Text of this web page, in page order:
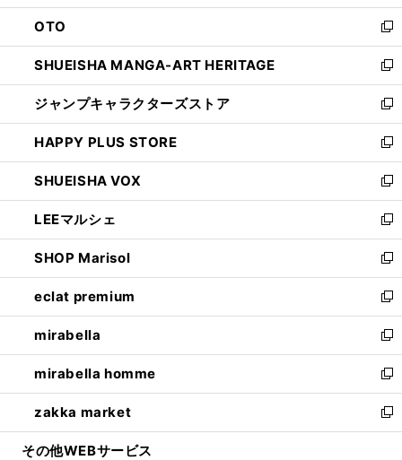
ウ
で
開
く
ン
ド
ウ
で
開
く
OTO
新
し
い
ウ
ィ
ン
ド
ウ
で
開
く
SHUEISHA MANGA-ART HERITAGE
新
し
い
ウ
ィ
ン
ド
ウ
で
開
く
ジャンプキャラクターズストア
新
し
い
ウ
ィ
ン
ド
ウ
で
開
く
HAPPY PLUS STORE
新
し
い
ウ
ィ
ン
ド
ウ
で
開
く
SHUEISHA VOX
新
し
い
ウ
ィ
ン
ド
ウ
で
開
く
LEEマルシェ
新
し
い
ウ
ィ
ン
ド
ウ
で
開
く
SHOP Marisol
新
し
い
ウ
ィ
ン
ド
ウ
で
開
eclat premium
新
し
い
ウ
ィ
ン
ド
ウ
mirabella
新
し
い
ウ
ィ
ン
mirabella homme
新
し
い
ウ
zakka market
新
し
その他WEBサービス